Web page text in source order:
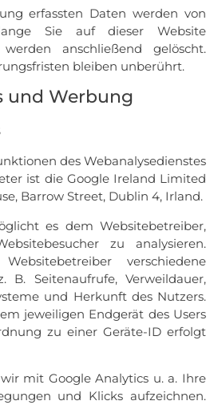
erfassten Daten werden von
Sie auf dieser Website
anschließend gelöscht.
bleiben unberührt.
und Werbung
des Webanalysedienstes
ist die Google Ireland Limited
Barrow Street, Dublin 4, Irland.
es dem Websitebetreiber,
zu analysieren.
verschiedene
B. Seitenaufrufe, Verweildauer,
und Herkunft des Nutzers.
jeweiligen Endgerät des Users
zu einer Geräte-ID erfolgt
mit Google Analytics u. a. Ihre
und Klicks aufzeichnen.